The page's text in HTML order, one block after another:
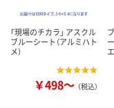
「現場のチカラ」 アスクル
ブルーシート（アルミハト
メ）
￥498～ （税込）